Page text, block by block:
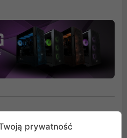
i Lightroom
prywatność